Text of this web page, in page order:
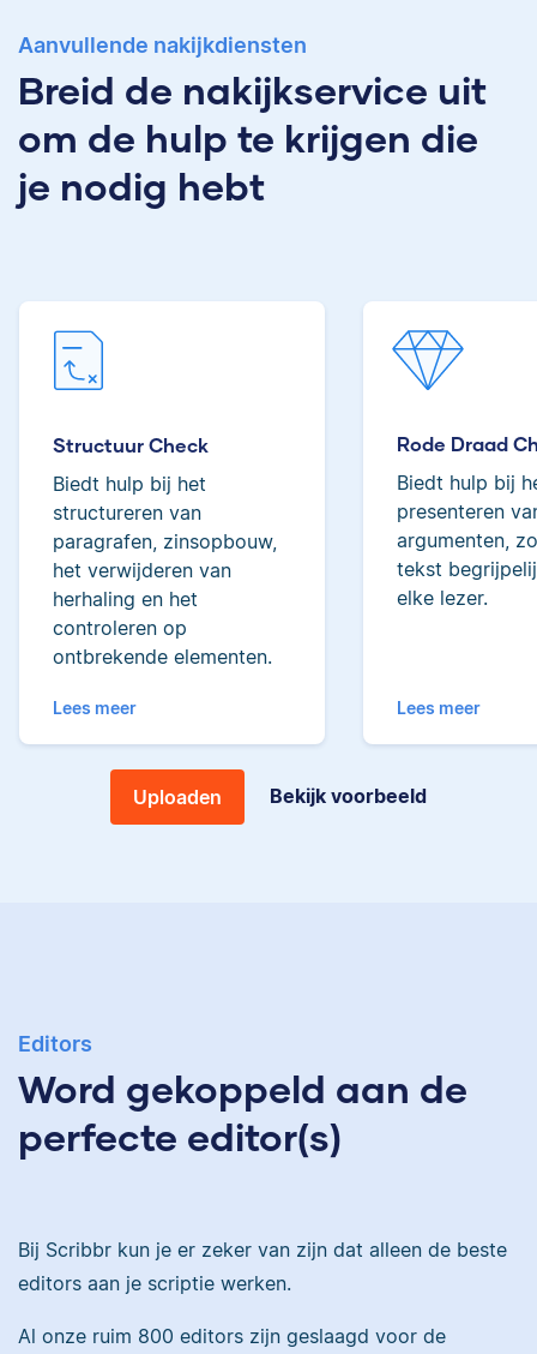
Aanvullende nakijkdiensten
Breid de nakijkservice uit
om de hulp te krijgen die
je nodig hebt
Structuur Check
Biedt hulp bij het
structureren van
paragrafen, zinsopbouw,
het verwijderen van
herhaling en het
controleren op
ontbrekende elementen.
Lees meer
Rode Draad
Biedt hulp bij
presenteren
argumenten,
tekst
elke lezer.
Lees meer
Uploaden Bekijk voorbeeld
Editors
Word gekoppeld aan de
perfecte editor(s)
Bij Scribbr kun je er zeker van zijn dat alleen de beste
editors aan je scriptie werken.
Al onze ruim 800 editors zijn geslaagd voor de
Erica
woorden behoort ze
tot de top van Scribbrs
Yves
Yves heeft een MSc in
poëzieliefhebber en
wiskundebijlesleraar.
werkt als senior editor
bij Scribbr waar ze al
meer dan 2,5 miljoen
Psychologie
junior onderzoeker
gewerkt bij Tilburg
Lilianne
Lilianne heeft Engels
gestudeerd, is docent
journalistiek en heeft
als Scribbr-editor al
350 scripties